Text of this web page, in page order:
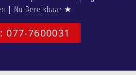
| Nu Bereikbaar ★
077-7600031